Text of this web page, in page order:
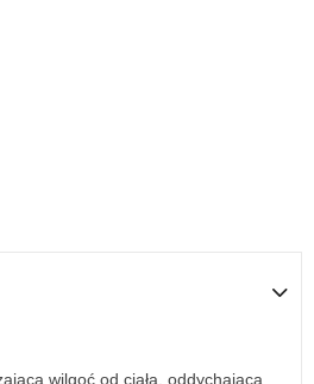
wilgoć od ciała, oddychająca